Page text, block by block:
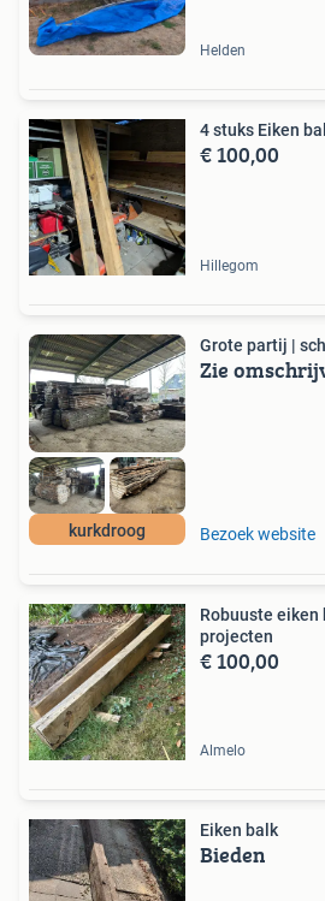
Helden
4 stuks Eiken
€ 100,00
Hillegom
kurkdroog
Grote partij |
Zie
Bezoek website
Robuuste eiken
projecten
€ 100,00
Almelo
Eiken balk
Bieden